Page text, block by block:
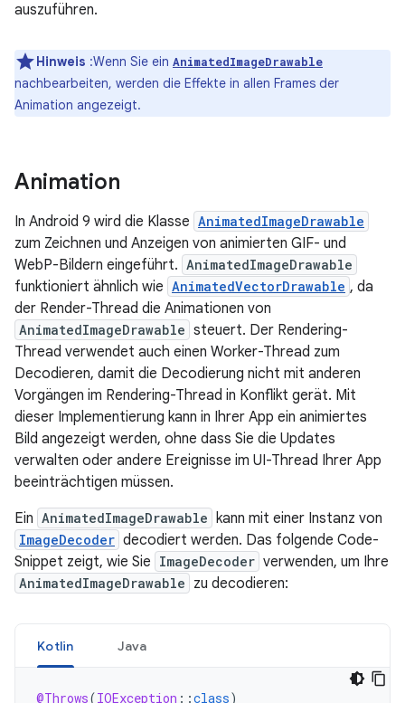
auszuführen.
Hinweis :Wenn Sie ein AnimatedImageDrawable
nachbearbeiten, werden die Effekte in allen Frames der
Animation angezeigt.
Animation
In Android 9 wird die Klasse AnimatedImageDrawable
zum Zeichnen und Anzeigen von animierten GIF- und
WebP-Bildern eingeführt. AnimatedImageDrawable
funktioniert ähnlich wie AnimatedVectorDrawable , da
der Render-Thread die Animationen von
AnimatedImageDrawable steuert. Der Rendering-
Thread verwendet auch einen Worker-Thread zum
Decodieren, damit die Decodierung nicht mit anderen
Vorgängen im Rendering-Thread in Konflikt gerät. Mit
dieser Implementierung kann in Ihrer App ein animiertes
Bild angezeigt werden, ohne dass Sie die Updates
verwalten oder andere Ereignisse im UI-Thread Ihrer App
beeinträchtigen müssen.
Ein AnimatedImageDrawable kann mit einer Instanz von
ImageDecoder decodiert werden. Das folgende Code-
Snippet zeigt, wie Sie ImageDecoder verwenden, um Ihre
AnimatedImageDrawable zu decodieren:
Kotlin Java
@Throws(IOException : :class)